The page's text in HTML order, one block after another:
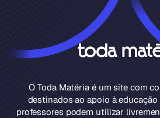
O Toda Matéria é um site com
destinados ao apoio à
professores podem utilizar